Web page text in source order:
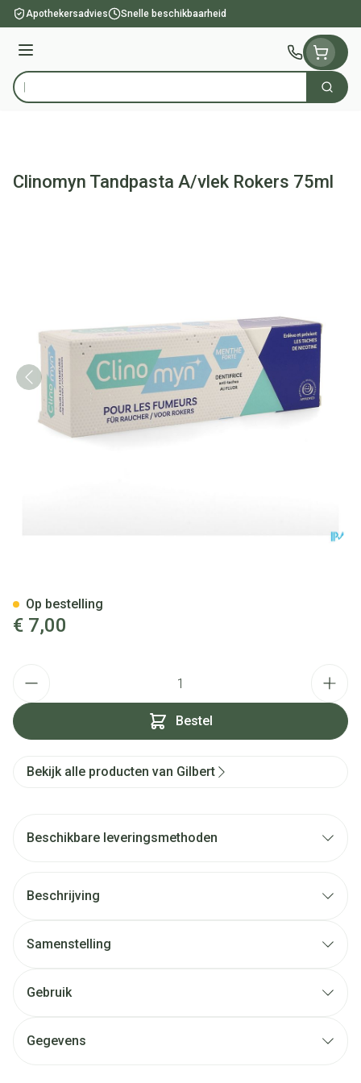
Ga naar de inhoud
Apothekersadvies Snelle beschikbaarheid
Menu
Product, merk, categorie... Zoek
Clinomyn Tandpasta A/vlek Rokers 75ml
€ 7,00
Bestel
Op bestelling
Bekijk alle producten van Gilbert
Beschikbare leveringsmethoden
Beschrijving
Samenstelling
Gebruik
Gegevens